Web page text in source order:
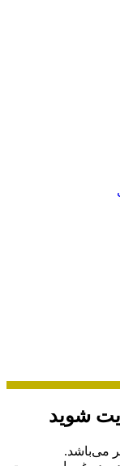
شوید
می‌باشد.